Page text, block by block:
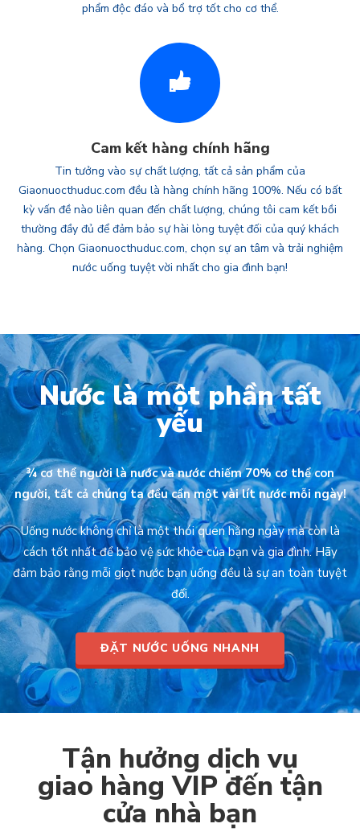
phẩm độc đáo và bổ trợ tốt cho cơ thể.
Cam kết hàng chính hãng
Tin tưởng vào sự chất lượng, tất cả sản phẩm của
Giaonuocthuduc.com đều là hàng chính hãng 100%. Nếu có bất
kỳ vấn đề nào liên quan đến chất lượng, chúng tôi cam kết bồi
thường đầy đủ để đảm bảo sự hài lòng tuyệt đối của quý khách
hàng. Chọn Giaonuocthuduc.com, chọn sự an tâm và trải nghiệm
nước uống tuyệt vời nhất cho gia đình bạn!
Nước là một phần tất
yếu
¾ cơ thể người là nước và nước chiếm 70% cơ thể con
người, tất cả chúng ta đều cần một vài lít nước mỗi ngày!
Uống nước không chỉ là một thói quen hằng ngày mà còn là
cách tốt nhất để bảo vệ sức khỏe của bạn và gia đình. Hãy
đảm bảo rằng mỗi giọt nước bạn uống đều là sự an toàn tuyệt
đối.
ĐẶT NƯỚC UỐNG NHANH
Tận hưởng dịch vụ
giao hàng VIP đến tận
cửa nhà bạn